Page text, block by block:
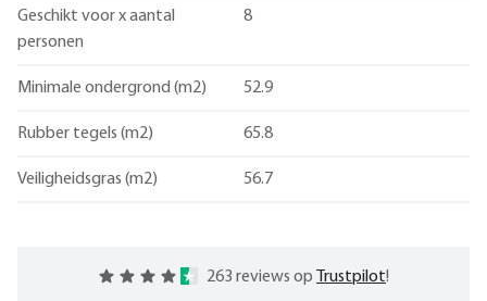
Geschikt voor x aantal
personen
8
Minimale ondergrond (m2) 52.9
Rubber tegels (m2) 65.8
Veiligheidsgras (m2) 56.7
263 reviews op Trustpilot!